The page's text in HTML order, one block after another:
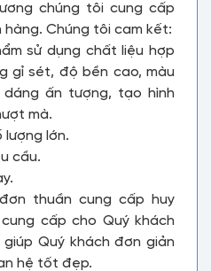
chúng tôi cung cấp
hàng. Chúng tôi cam kết:
sử dụng chất liệu hợp
gỉ sét, độ bền cao, màu
ấn tượng, tạo hình
mà.
lớn.
cầu.
thuần cung cấp huy
cấp cho Quý khách
Quý khách đơn giản
hệ tốt đẹp.